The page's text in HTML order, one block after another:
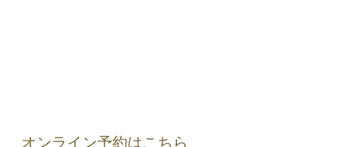
オンライン予約はこちら